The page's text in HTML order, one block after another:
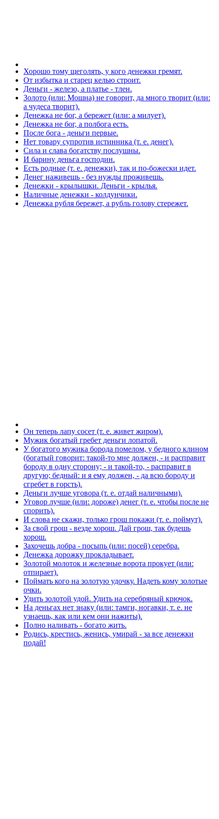
Хорошо тому щеголять, у кого денежки гремят.
От избытка и старец келью строит.
Деньги - железо, а платье - тлен.
Золото (или: Мошна) не говорит, да много творит (или:
а чудеса творит).
Денежка не бог, а бережет (или: а милует).
Денежка не бог, а полбога есть.
После бога - деньги первые.
Нет товару супротив истинника (т. е. денег).
Сила и слава богатству послушны.
И барину деньга господин.
Есть родные (т. е. денежки), так и по-божески идет.
Денег наживешь - без нужды проживешь.
Денежки - крылышки. Деньги - крылья.
Наличные денежки - колдунчики.
Денежка рубля бережет, а рубль голову стережет.
Он теперь лапу сосет (т. е. живет жиром).
Мужик богатый гребет деньги лопатой.
У богатого мужика борода помелом, у бедного клином
(богатый говорит: такой-то мне должен, - и расправит
бороду в одну сторону; - и такой-то, - расправит в
другую; бедный: и я ему должен, - да всю бороду и
сгребет в горсть).
Деньги лучше уговора (т. е. отдай наличными).
Уговор лучше (или: дороже) денег (т. е. чтобы после не
спорить).
И слова не скажи, только грош покажи (т. е. поймут).
За свой грош - везде хорош. Дай грош, так будешь
хорош.
Захочешь добра - посыпь (или: посей) серебра.
Денежка дорожку прокладывает.
Золотой молоток и железные ворота прокует (или:
отпирает).
Поймать кого на золотую удочку. Надеть кому золотые
очки.
Удить золотой удой. Удить на серебряный крючок.
На деньгах нет знаку (или: тамги, ногавки, т. е. не
узнаешь, как или кем они нажиты).
Полно наливать - богато жить.
Родись, крестись, женись, умирай - за все денежки
подай!